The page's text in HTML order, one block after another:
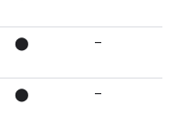
⬤ –
⬤ –